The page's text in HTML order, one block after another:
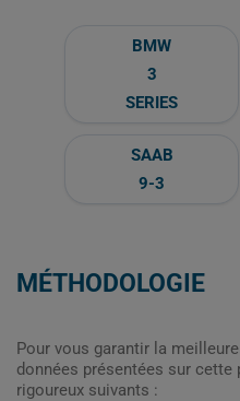
BMW
3
SERIES
SAAB
9-3
MÉTHODOLOGIE
Pour vous garantir la
données présentées sur
rigoureux suivants :